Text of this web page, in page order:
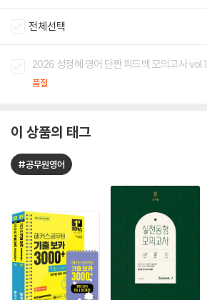
전체선택
2026 성정혜 영어 단짠 피드백 모의고사 vol.1
품절
이 상품의 태그
#공무원영어